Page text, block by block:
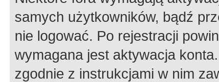
samych użytkowników, bądź
nie logować. Po rejestracji
wymagana jest aktywacja
zgodnie z instrukcjami w nim